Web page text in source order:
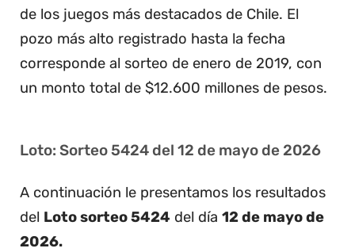
de los juegos más destacados de Chile. El
pozo más alto registrado hasta la fecha
corresponde al sorteo de enero de 2019, con
un monto total de $12.600 millones de pesos.
Loto: Sorteo 5424 del 12 de mayo de 2026
A continuación le presentamos los resultados
del Loto sorteo 5424 del día 12 de mayo de
2026.